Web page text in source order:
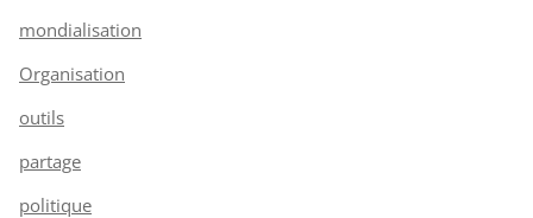
mondialisation
Organisation
outils
partage
politique